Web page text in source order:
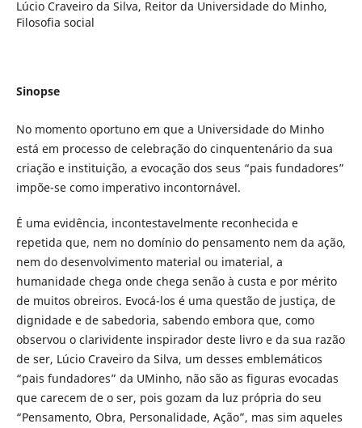
Lúcio Craveiro da Silva, Reitor da Universidade do Minho,
Filosofia social
Sinopse
No momento oportuno em que a Universidade do Minho
está em processo de celebração do cinquentenário da sua
criação e instituição, a evocação dos seus “pais fundadores”
impõe-se como imperativo incontornável.
É uma evidência, incontestavelmente reconhecida e
repetida que, nem no domínio do pensamento nem da ação,
nem do desenvolvimento material ou imaterial, a
humanidade chega onde chega senão à custa e por mérito
de muitos obreiros. Evocá-los é uma questão de justiça, de
dignidade e de sabedoria, sabendo embora que, como
observou o clarividente inspirador deste livro e da sua razão
de ser, Lúcio Craveiro da Silva, um desses emblemáticos
“pais fundadores” da UMinho, não são as figuras evocadas
que carecem de o ser, pois gozam da luz própria do seu
“Pensamento, Obra, Personalidade, Ação”, mas sim aqueles